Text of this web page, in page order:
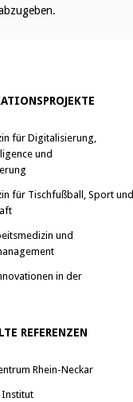
für Digitalisierung,
und
für Tischfußball, Sport und
und
in der
REFERENZEN
Rhein-Neckar
Institut